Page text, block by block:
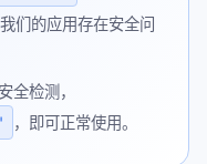
们的应用存在安全问
全检测，
，即可正常使用。